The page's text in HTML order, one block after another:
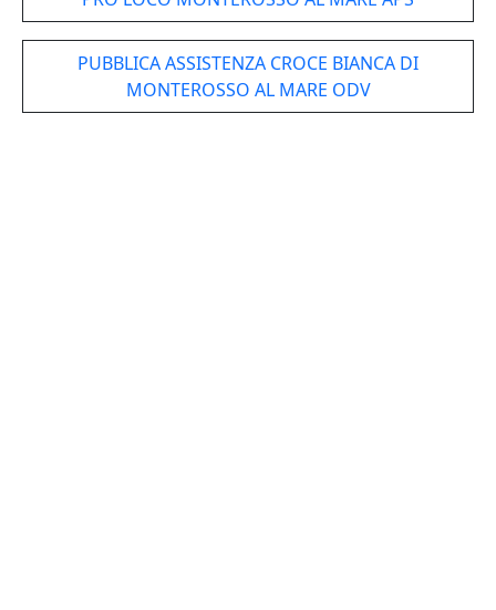
PUBBLICA ASSISTENZA CROCE BIANCA DI
MONTEROSSO AL MARE ODV